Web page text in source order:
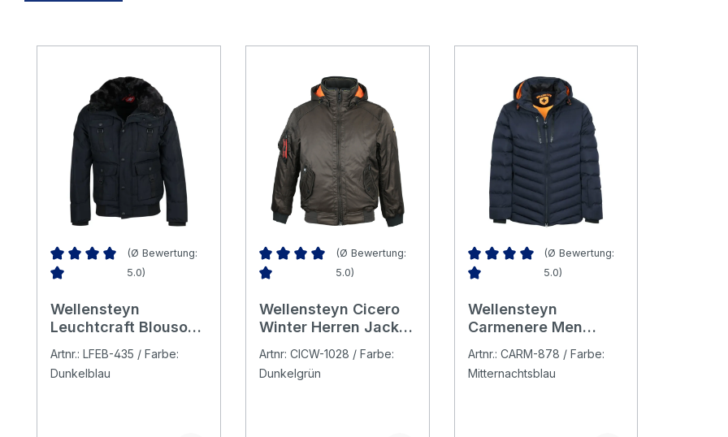
(Ø Bewertung:
5.0)
Wellensteyn
Leuchtcraft Blouson
midnightblue
Artnr.: LFEB-435 / Farbe:
Dunkelblau
(Ø Bewertung:
5.0)
Wellensteyn Cicero
Winter Herren Jacke
Artnr: CICW-1028 / Farbe:
Dunkelgrün
(Ø Bewertung:
5.0)
Wellensteyn
Carmenere Men
midnightblue
Artnr.: CARM-878 / Farbe:
Mitternachtsblau